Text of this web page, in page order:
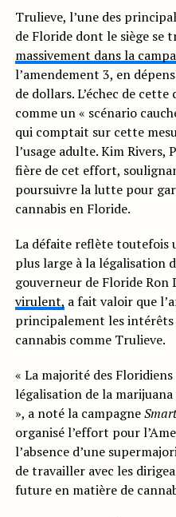
Trulieve, l’une des
de Floride dont le siège se
massivement dans la
l’amendement 3, en
de dollars. L’échec de
comme un « scénario
qui comptait sur cette
l’usage adulte. Kim Rivers,
fière de cet effort,
poursuivre la lutte pour
cannabis en Floride.
La défaite reflète toutefois
plus large à la légalisation
gouverneur de Floride Ron
virulent, a fait valoir que
principalement les intérêts
cannabis comme Trulieve.
« La majorité des
légalisation de la
», a noté la campagne
organisé l’effort pour
l’absence d’une
de travailler avec les
future en matière de